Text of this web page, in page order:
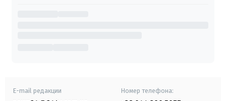
E-mail редакции Номер телефона: